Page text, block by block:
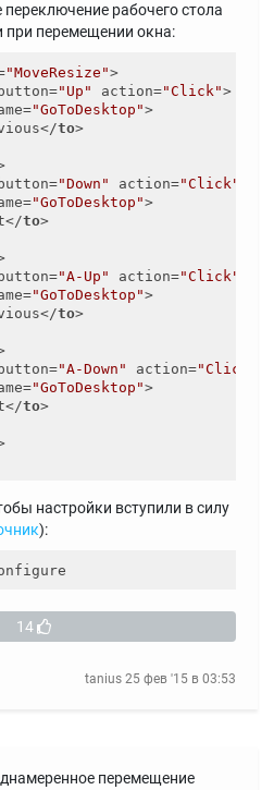
рабочего стола
при перемещении окна:
"MoveResize">
button="Up" action="Click">
="GoToDesktop">
</to>
button="Down" action="Click"
="GoToDesktop">
</to>
button="A-Up" action="Click"
="GoToDesktop">
</to>
button="A-Down" action="Click"
="GoToDesktop">
</to>
настройки вступили в силу
):
14
tanius 25 фев '15 в 03:53
перемещение